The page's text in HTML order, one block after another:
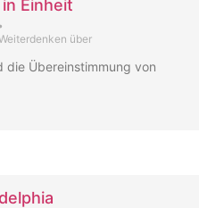
Einheit
über
die Übereinstimmung von